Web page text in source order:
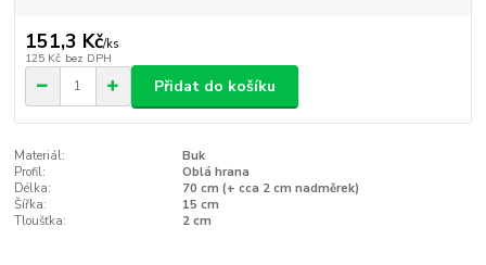
151,3 Kč/ks
125 Kč bez DPH
Přidat do košíku
Materiál:
Buk
Profil:
Oblá hrana
Délka:
70 cm (+ cca 2 cm nadměrek)
Šířka:
15 cm
Tloušťka:
2 cm